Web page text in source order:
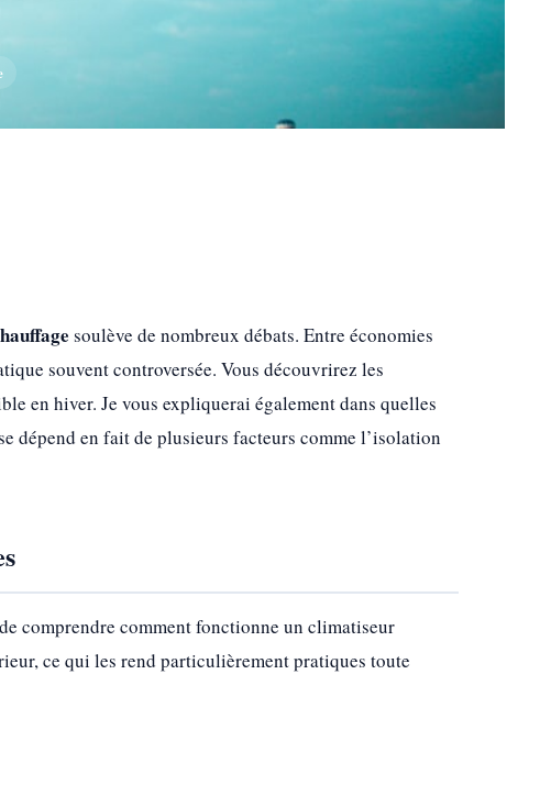
soulève de nombreux débats. Entre économies
souvent controversée. Vous découvrirez les
en hiver. Je vous expliquerai également dans quelles
dépend en fait de plusieurs facteurs comme l’isolation
comprendre comment fonctionne un climatiseur
ce qui les rend particulièrement pratiques toute